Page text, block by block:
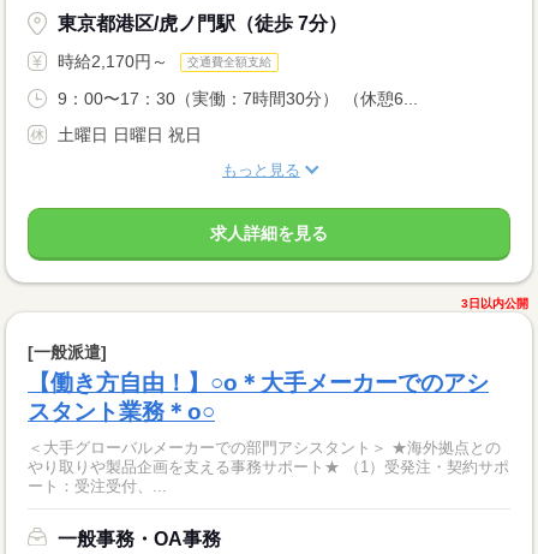
東京都港区/虎ノ門駅（徒歩 7分）
時給2,170円～ 交通費全額支給
9：00〜17：30（実働：7時間30分） （休憩6...
土曜日 日曜日 祝日
もっと見る
求人詳細を見る
3日以内公開
[一般派遣]
【働き方自由！】○o＊大手メーカーでのアシ
スタント業務＊o○
＜大手グローバルメーカーでの部門アシスタント＞ ★海外拠点との
やり取りや製品企画を支える事務サポート★ （1）受発注・契約サポ
ート：受注受付、...
一般事務・OA事務